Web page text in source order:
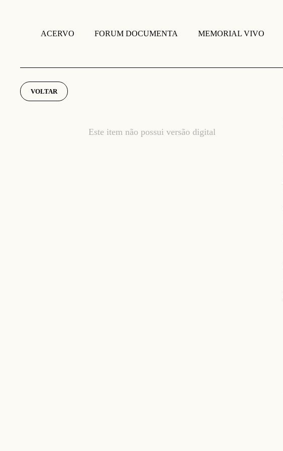
ACERVO FORUM DOCUMENTA MEMORIAL VIVO
VOLTAR
Este item não possui versão digital